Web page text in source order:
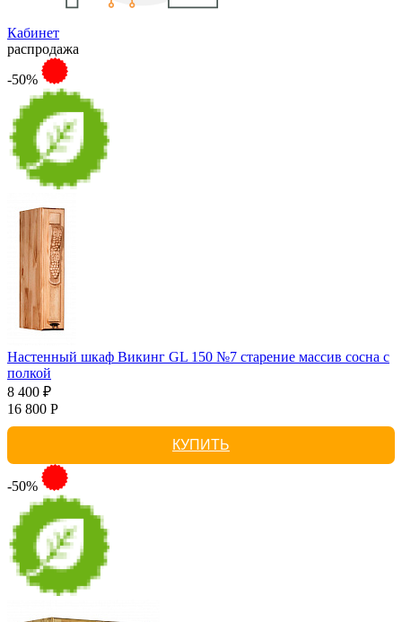
Кабинет
распродажа
-50%
Настенный шкаф Викинг GL 150 №7 старение массив сосна с
полкой
8 400 ₽
16 800 Р
КУПИТЬ
-50%